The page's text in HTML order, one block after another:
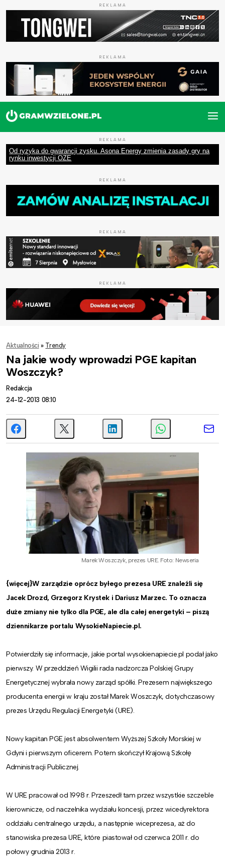
REKLAMA
REKLAMA
REKLAMA
Od ryzyka do gwarancji zysku. Asona Energy zmienia zasady gry na
rynku inwestycji OZE
REKLAMA
REKLAMA
REKLAMA
Aktualności » Trendy
Na jakie wody wprowadzi PGE kapitan
Woszczyk?
Redakcja
24-12-2013 08:10
Marek Woszczyk, prezes URE. Foto: Newseria
{więcej}W zarządzie oprócz byłego prezesa URE znaleźli się
Jacek Drozd, Grzegorz Krystek i Dariusz Marzec. To oznacza
duże zmiany nie tylko dla PGE, ale dla całej energetyki – piszą
dziennikarze portalu WysokieNapiecie.pl.
Potwierdziły się informacje, jakie portal wysokienapiecie.pl podał jako
pierwszy. W przeddzień Wigilii rada nadzorcza Polskiej Grupy
Energetycznej wybrała nowy zarząd spółki. Prezesem największego
producenta energii w kraju został Marek Woszczyk, dotychczasowy
prezes Urzędu Regulacji Energetyki (URE).
Nowy kapitan PGE jest absolwentem Wyższej Szkoły Morskiej w
Gdyni i pierwszym oficerem. Potem skończył Krajową Szkołę
Administracji Publicznej.
W URE pracował od 1998 r. Przeszedł tam przez wszystkie szczeble
kierownicze, od naczelnika wydziału koncesji, przez wicedyrektora
oddziału centralnego urzędu, a następnie wiceprezesa, aż do
stanowiska prezesa URE, które piastował od czerwca 2011 r. do
połowy grudnia 2013 r.